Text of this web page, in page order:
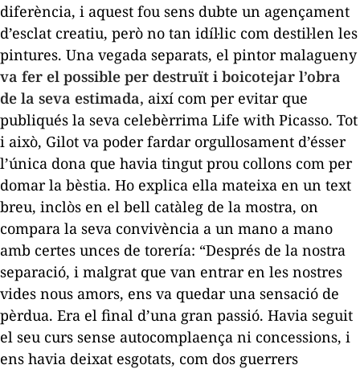
diferència, i aquest fou sens dubte un agençament
d’esclat creatiu, però no tan idíl·lic com destil·len les
pintures. Una vegada separats, el pintor malagueny
va fer el possible per destruït i boicotejar l’obra
de la seva estimada, així com per evitar que
publiqués la seva celebèrrima Life with Picasso. Tot
i això, Gilot va poderfardarorgullosament d’ésser
l’única dona que havia tingut prou collons com per
domar la bèstia. Ho explica ella mateixa en un text
breu, inclòs en el bell catàleg de la mostra, on
compara la seva convivència a un mano a mano
amb certes unces de torería: “Després de la nostra
separació, i malgrat que van entrar en les nostres
vides nous amors, ens va quedar una sensació de
pèrdua. Era el final d’una gran passió. Havia seguit
el seu curs sense autocomplaença ni concessions, i
ens havia deixat esgotats, com dos guerrers